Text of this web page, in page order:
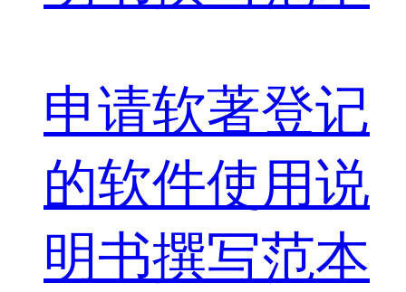
申请软著登记
的软件使用说
明书撰写范本